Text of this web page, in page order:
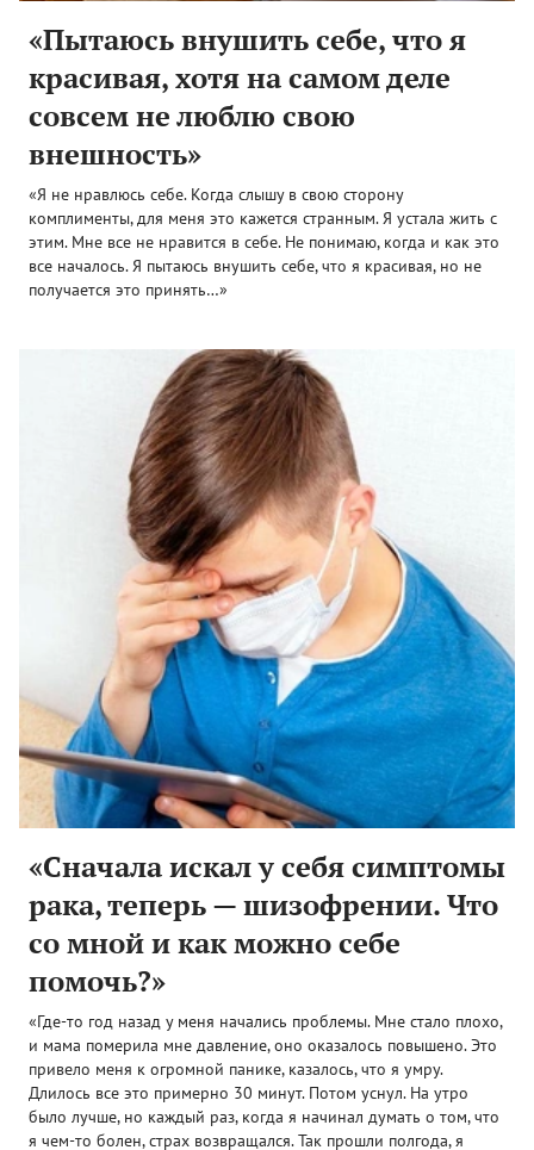
«Пытаюсь внушить себе, что я
красивая, хотя на самом деле
совсем не люблю свою
внешность»
«Я не нравлюсь себе. Когда слышу в свою сторону
комплименты, для меня это кажется странным. Я устала жить с
этим. Мне все не нравится в себе. Не понимаю, когда и как это
все началось. Я пытаюсь внушить себе, что я красивая, но не
получается это принять…»
«Сначала искал у себя симптомы
рака, теперь — шизофрении. Что
со мной и как можно себе
помочь?»
«Где-то год назад у меня начались проблемы. Мне стало плохо,
и мама померила мне давление, оно оказалось повышено. Это
привело меня к огромной панике, казалось, что я умру.
Длилось все это примерно 30 минут. Потом уснул. На утро
было лучше, но каждый раз, когда я начинал думать о том, что
я чем-то болен, страх возвращался. Так прошли полгода, я